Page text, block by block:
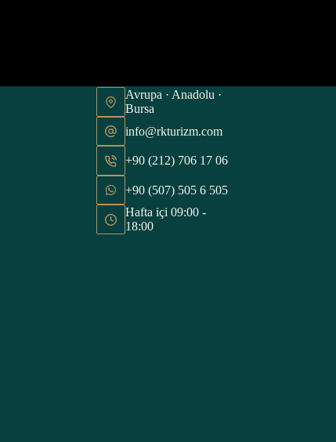
Avrupa · Anadolu ·
Bursa
info@rkturizm.com
+90 (212) 706 17 06
+90 (507) 505 6 505
Hafta içi 09:00 -
18:00